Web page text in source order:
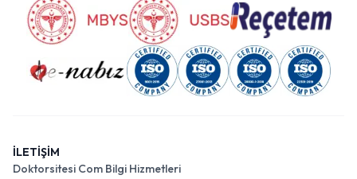
İLETİŞİM
Doktorsitesi Com Bilgi Hizmetleri